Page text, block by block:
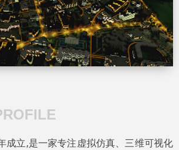
成立,是一家专注虚拟仿真、三维可视化